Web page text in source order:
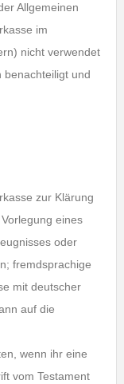
Allgemeinen
im
nicht verwendet
benachteiligt und
zur Klärung
eines
oder
fremdsprachige
mit deutscher
auf die
wenn ihr eine
vom Testament